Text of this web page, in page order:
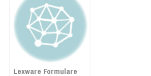
Lexware Formulare